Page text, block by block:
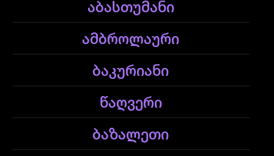
აბასთუმანი
ამბროლაური
ბაკურიანი
წაღვერი
ბაზალეთი